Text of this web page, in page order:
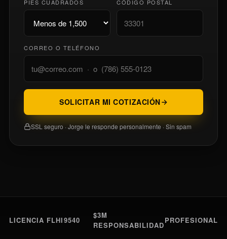
PIES CUADRADOS CÓDIGO POSTAL
CORREO O TELÉFONO
SOLICITAR MI COTIZACIÓN
SSL seguro · Jorge le responde personalmente · Sin spam
LICENCIA FLHI9540
$3M
RESPONSABILIDAD
PROFESIONAL